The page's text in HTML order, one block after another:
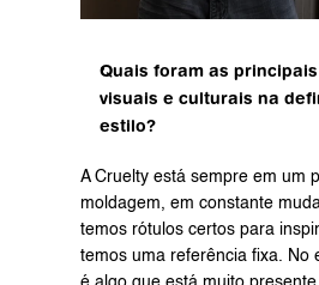
Quais foram as
visuais e culturais na
estilo?
A Cruelty está sempre em um
moldagem, em constante
temos rótulos certos para
temos uma referência fixa. No